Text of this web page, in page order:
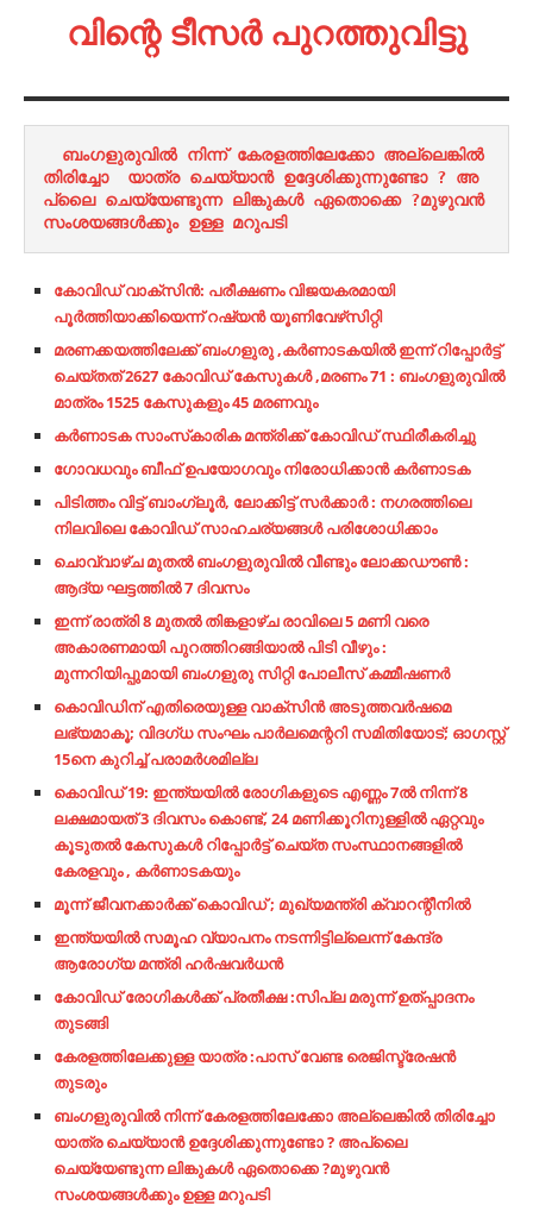
വിന്റെ ടീസര്‍ പുറത്തുവിട്ടു
ബംഗളുരുവിൽ നിന്ന് കേരളത്തിലേക്കോ അല്ലെങ്കിൽ
തിരിച്ചോ  യാത്ര ചെയ്യാൻ ഉദ്ദേശിക്കുന്നുണ്ടോ ? അ
പ്ലൈ ചെയ്യേണ്ടുന്ന ലിങ്കുകൾ ഏതൊക്കെ ?മുഴുവൻ
സംശയങ്ങൾക്കും ഉള്ള മറുപടി
കോവിഡ് വാക്‌സിന്‍: പരീക്ഷണം വിജയകരമായി
പൂര്‍ത്തിയാക്കിയെന്ന് റഷ്യന്‍ യൂണിവേഴ്‌സിറ്റി
മരണക്കയത്തിലേക്ക് ബംഗളുരു ,കർണാടകയിൽ ഇന്ന് റിപ്പോർട്ട്
ചെയ്തത് 2627 കോവിഡ് കേസുകൾ ,മരണം 71 : ബംഗളുരുവിൽ
മാത്രം 1525 കേസുകളും 45 മരണവും
കര്‍ണാടക സാംസ്‌കാരിക മന്ത്രിക്ക് കോവിഡ് സ്ഥിരീകരിച്ചു
ഗോവധവും ബീഫ് ഉപയോഗവും നിരോധിക്കാൻ കർണാടക
പിടിത്തം വിട്ട് ബാംഗ്ലൂർ, ലോക്കിട്ട് സർക്കാർ : നഗരത്തിലെ
നിലവിലെ കോവിഡ് സാഹചര്യങ്ങൾ പരിശോധിക്കാം
ചൊവ്വാഴ്ച മുതൽ ബംഗളുരുവിൽ വീണ്ടും ലോക്കഡൗൺ :
ആദ്യ ഘട്ടത്തിൽ 7 ദിവസം
ഇന്ന് രാത്രി 8 മുതൽ തിങ്കളാഴ്ച രാവിലെ 5 മണി വരെ
അകാരണമായി പുറത്തിറങ്ങിയാൽ പിടി വീഴും :
മുന്നറിയിപ്പുമായി ബംഗളുരു സിറ്റി പോലീസ് കമ്മീഷണർ
കൊവിഡിന് എതിരെയുള്ള വാക്‌സിൻ അടുത്തവർഷമെ
ലഭ്യമാകൂ; വിദഗ്ധ സംഘം പാർലമെന്ററി സമിതിയോട്; ഓഗസ്റ്റ്
15നെ കുറിച്ച് പരാമർശമില്ല
കൊവിഡ് 19: ഇന്ത്യയില്‍ രോഗികളുടെ എണ്ണം 7ല്‍ നിന്ന് 8
ലക്ഷമായത് 3 ദിവസം കൊണ്ട്, 24 മണിക്കൂറിനുള്ളിൽ ഏറ്റവും
കൂടുതൽ കേസുകൾ റിപ്പോർട്ട് ചെയ്ത സംസ്ഥാനങ്ങളിൽ
കേരളവും , കർണാടകയും
മൂന്ന് ജീവനക്കാര്‍ക്ക് കൊവിഡ് ; മുഖ്യമന്ത്രി ക്വാറന്റീനില്‍
ഇന്ത്യയിൽ സമൂഹ വ്യാപനം നടന്നിട്ടില്ലെന്ന് കേന്ദ്ര
ആരോഗ്യ മന്ത്രി ഹർഷവർധൻ
കോവിഡ് രോഗികള്‍ക്ക് പ്രതീക്ഷ :സിപ്ല മരുന്ന് ഉത്പ്പാദനം
തുടങ്ങി
കേരളത്തിലേക്കുള്ള യാത്ര :പാസ് വേണ്ട രെജിസ്ട്രേഷൻ
തുടരും
ബംഗളുരുവിൽ നിന്ന് കേരളത്തിലേക്കോ അല്ലെങ്കിൽ തിരിച്ചോ
യാത്ര ചെയ്യാൻ ഉദ്ദേശിക്കുന്നുണ്ടോ ? അപ്ലൈ
ചെയ്യേണ്ടുന്ന ലിങ്കുകൾ ഏതൊക്കെ ?മുഴുവൻ
സംശയങ്ങൾക്കും ഉള്ള മറുപടി